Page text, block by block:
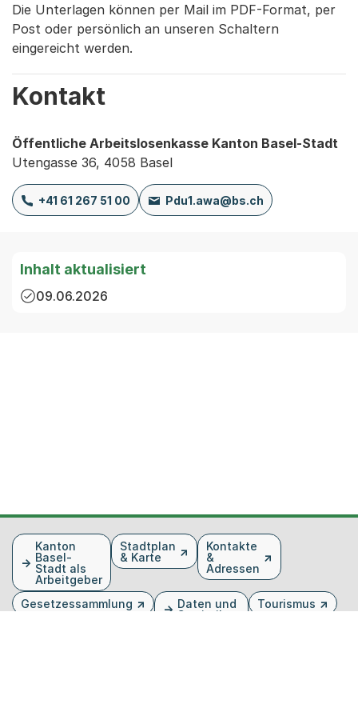
Die Unterlagen können per Mail im PDF-Format, per
Post oder persönlich an unseren Schaltern
eingereicht werden.
Kontakt
Öffentliche Arbeitslosenkasse Kanton Basel-Stadt
Utengasse 36, 4058 Basel
+41 61 267 51 00 Pdu1.awa@bs.ch
Inhalt aktualisiert
09.06.2026
FusszeileKanton
Basel-
Stadt als
Arbeitgeber
Stadtplan
& Karte
Kontakte
&
Adressen
Gesetzessammlung
Daten und
Statistiken
Tourismus